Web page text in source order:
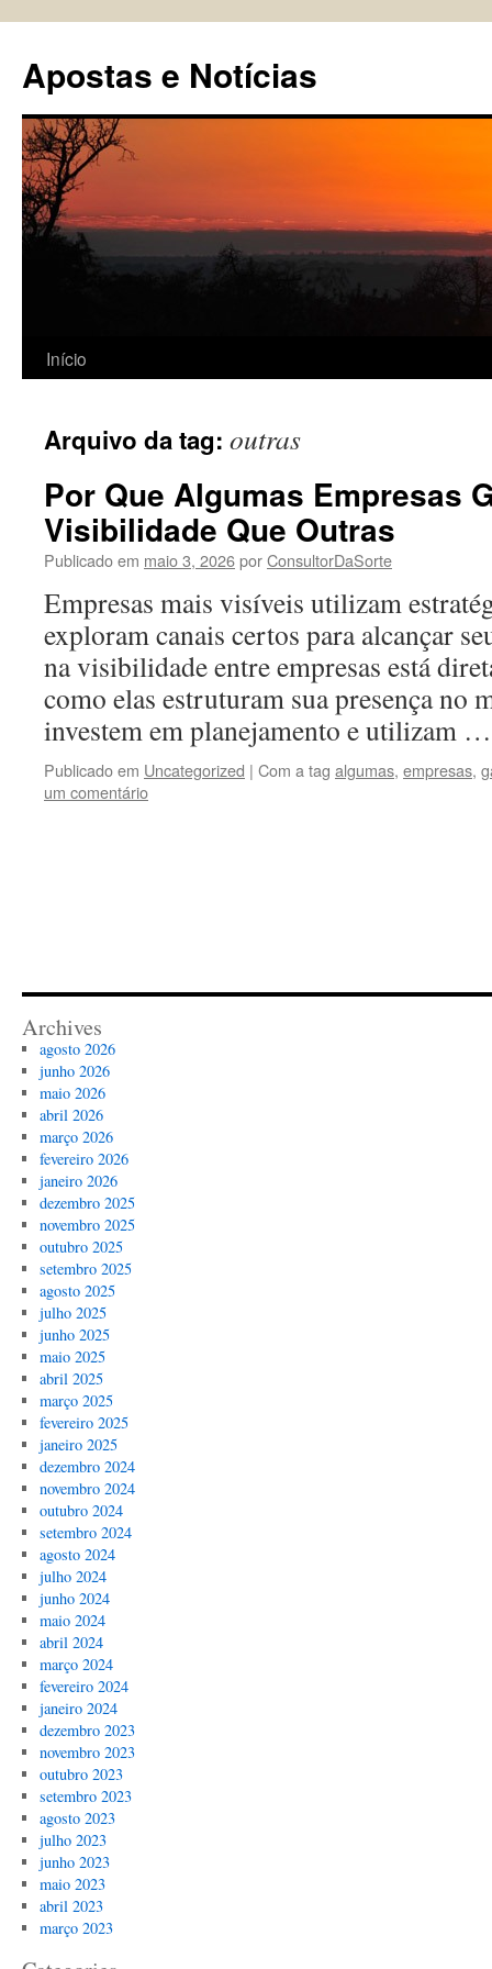
conteúdo
Apostas e Notícias
Início
Arquivo da tag: outras
Por Que Algumas Empresas
Visibilidade Que Outras
Publicado em maio 3, 2026porConsultorDaSorte
Empresas mais visíveis utilizam
exploram canais certos para alcançar
na visibilidade entre empresas está
como elas estruturam sua presença no
investem em planejamento e utilizam
Publicado em Uncategorized | Com a tag algumas, empresas,
um comentário
Archives
agosto 2026
junho 2026
maio 2026
abril 2026
março 2026
fevereiro 2026
janeiro 2026
dezembro 2025
novembro 2025
outubro 2025
setembro 2025
agosto 2025
julho 2025
junho 2025
maio 2025
abril 2025
março 2025
fevereiro 2025
janeiro 2025
dezembro 2024
novembro 2024
outubro 2024
setembro 2024
agosto 2024
julho 2024
junho 2024
maio 2024
abril 2024
março 2024
fevereiro 2024
janeiro 2024
dezembro 2023
novembro 2023
outubro 2023
setembro 2023
agosto 2023
julho 2023
junho 2023
maio 2023
abril 2023
março 2023